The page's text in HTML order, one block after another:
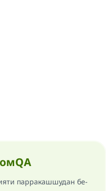
парракашшудан бе-